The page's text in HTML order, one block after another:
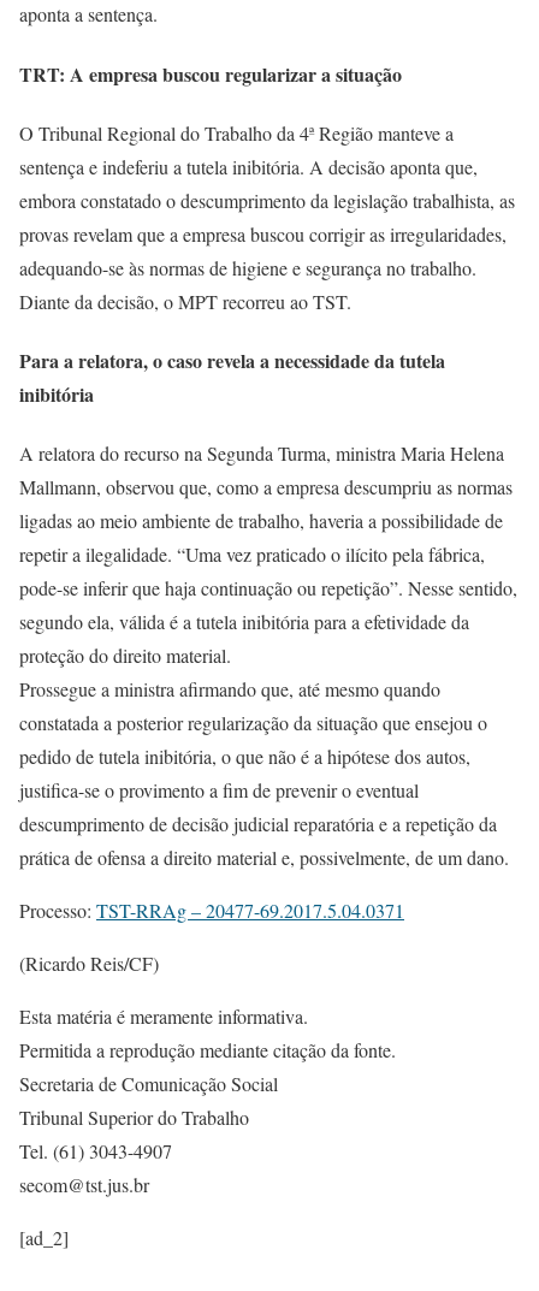
aponta a sentença.
TRT: A empresa buscou regularizar a situação
O Tribunal Regional do Trabalho da 4ª Região manteve a
sentença e indeferiu a tutela inibitória. A decisão aponta que,
embora constatado o descumprimento da legislação trabalhista, as
provas revelam que a empresa buscou corrigir as irregularidades,
adequando-se às normas de higiene e segurança no trabalho.
Diante da decisão, o MPT recorreu ao TST.
Para a relatora, o caso revela a necessidade da tutela
inibitória
A relatora do recurso na Segunda Turma, ministra Maria Helena
Mallmann, observou que, como a empresa descumpriu as normas
ligadas ao meio ambiente de trabalho, haveria a possibilidade de
repetir a ilegalidade. “Uma vez praticado o ilícito pela fábrica,
pode-se inferir que haja continuação ou repetição”. Nesse sentido,
segundo ela, válida é a tutela inibitória para a efetividade da
proteção do direito material.
Prossegue a ministra afirmando que, até mesmo quando
constatada a posterior regularização da situação que ensejou o
pedido de tutela inibitória, o que não é a hipótese dos autos,
justifica-se o provimento a fim de prevenir o eventual
descumprimento de decisão judicial reparatória e a repetição da
prática de ofensa a direito material e, possivelmente, de um dano.
Processo: TST-RRAg – 20477-69.2017.5.04.0371
(Ricardo Reis/CF)
Esta matéria é meramente informativa.
Permitida a reprodução mediante citação da fonte.
Secretaria de Comunicação Social
Tribunal Superior do Trabalho
Tel. (61) 3043-4907
secom@tst.jus.br
[ad_2]